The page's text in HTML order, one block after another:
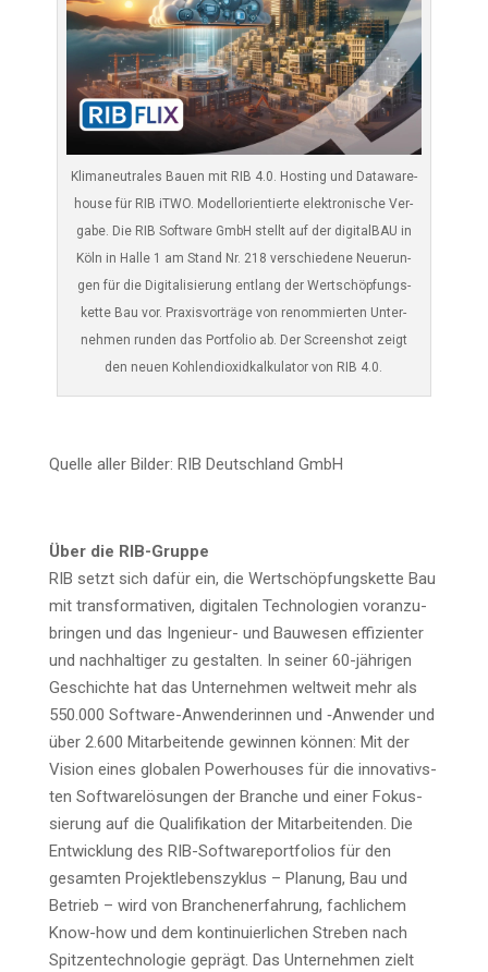
Kli­ma­neu­tra­les Bau­en mit RIB 4.0. Hos­ting und Data­ware­
house für RIB iTWO. Modell­ori­en­tier­te elek­tro­ni­sche Ver­
ga­be. Die RIB Soft­ware GmbH stellt auf der digi­tal­BAU in
Köln in Hal­le 1 am Stand Nr. 218 ver­schie­de­ne Neue­run­
gen für die Digi­ta­li­sie­rung ent­lang der Wert­schöp­fungs­
ket­te Bau vor. Pra­xis­vor­trä­ge von renom­mier­ten Unter­
neh­men run­den das Port­fo­lio ab. Der Screen­shot zeigt
den neu­en Koh­len­di­oxid­kal­ku­la­tor von RIB 4.0.
Quel­le aller Bil­der: RIB Deutsch­land GmbH
Über die RIB-Gruppe
RIB setzt sich dafür ein, die Wert­schöp­fungs­ket­te Bau
mit trans­for­ma­ti­ven, digi­ta­len Tech­no­lo­gien vor­an­zu­
brin­gen und das Inge­nieur- und Bau­we­sen effi­zi­en­ter
und nach­hal­ti­ger zu gestal­ten. In sei­ner 60-jäh­ri­gen
Geschich­te hat das Unter­neh­men welt­weit mehr als
550.000 Soft­ware-Anwen­de­rin­nen und ‑Anwen­der und
über 2.600 Mit­ar­bei­ten­de gewin­nen kön­nen: Mit der
Visi­on eines glo­ba­len Power­hou­ses für die inno­va­tivs­
ten Soft­ware­lö­sun­gen der Bran­che und einer Fokus­
sie­rung auf die Qua­li­fi­ka­ti­on der Mit­ar­bei­ten­den. Die
Ent­wick­lung des RIB-Soft­ware­port­fo­li­os für den
gesam­ten Pro­jekt­le­bens­zy­klus – Pla­nung, Bau und
Betrieb – wird von Bran­chen­er­fah­rung, fach­li­chem
Know-how und dem kon­ti­nu­ier­li­chen Stre­ben nach
Spit­zen­tech­no­lo­gie geprägt. Das Unter­neh­men zielt